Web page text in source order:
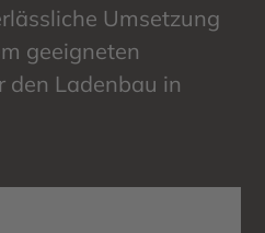
Umsetzung
geeigneten
den Ladenbau in